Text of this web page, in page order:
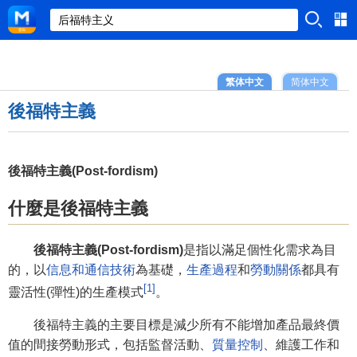
简体中文
繁体中文
後福特主義
後福特主義(Post-fordism)
什麼是後福特主義
後福特主義(Post-fordism)是指以滿足個性化需求為目
的，以信息和通信技術為基礎， 生產過程和勞動關係都具有
靈活性(彈性)的生產模式[1] 。
後福特主義的主要目標是減少所有不能增加產品最終價
值的間接勞動形式，包括監督活動、 質量控制 、維護工作和